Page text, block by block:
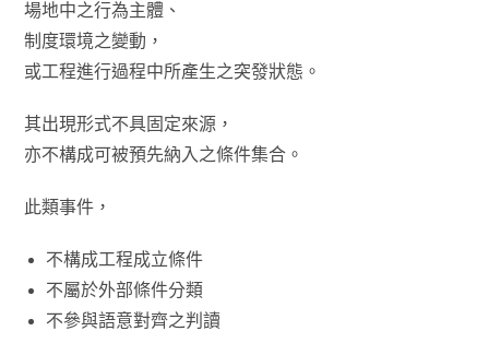
場地中之行為主體、
制度環境之變動，
或工程進行過程中所產生之突發狀態。
其出現形式不具固定來源，
亦不構成可被預先納入之條件集合。
此類事件，
不構成工程成立條件
不屬於外部條件分類
不參與語意對齊之判讀